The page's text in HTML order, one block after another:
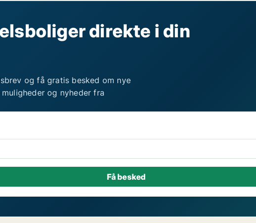
direkte i din
og få gratis besked om nye
og nyheder fra